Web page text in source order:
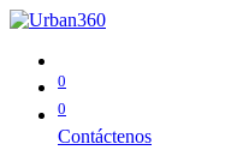
0
0
Contáctenos